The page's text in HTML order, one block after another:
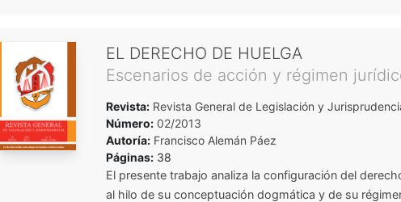
EL DERECHO DE HUELGA
Escenarios de acción y régimen
Revista:Revista General de Legislación y
Número:02/2013
Autoría: Francisco Alemán Páez
Páginas:38
El presente trabajo analiza la configuración del
al hilo de su conceptuación dogmática y de su